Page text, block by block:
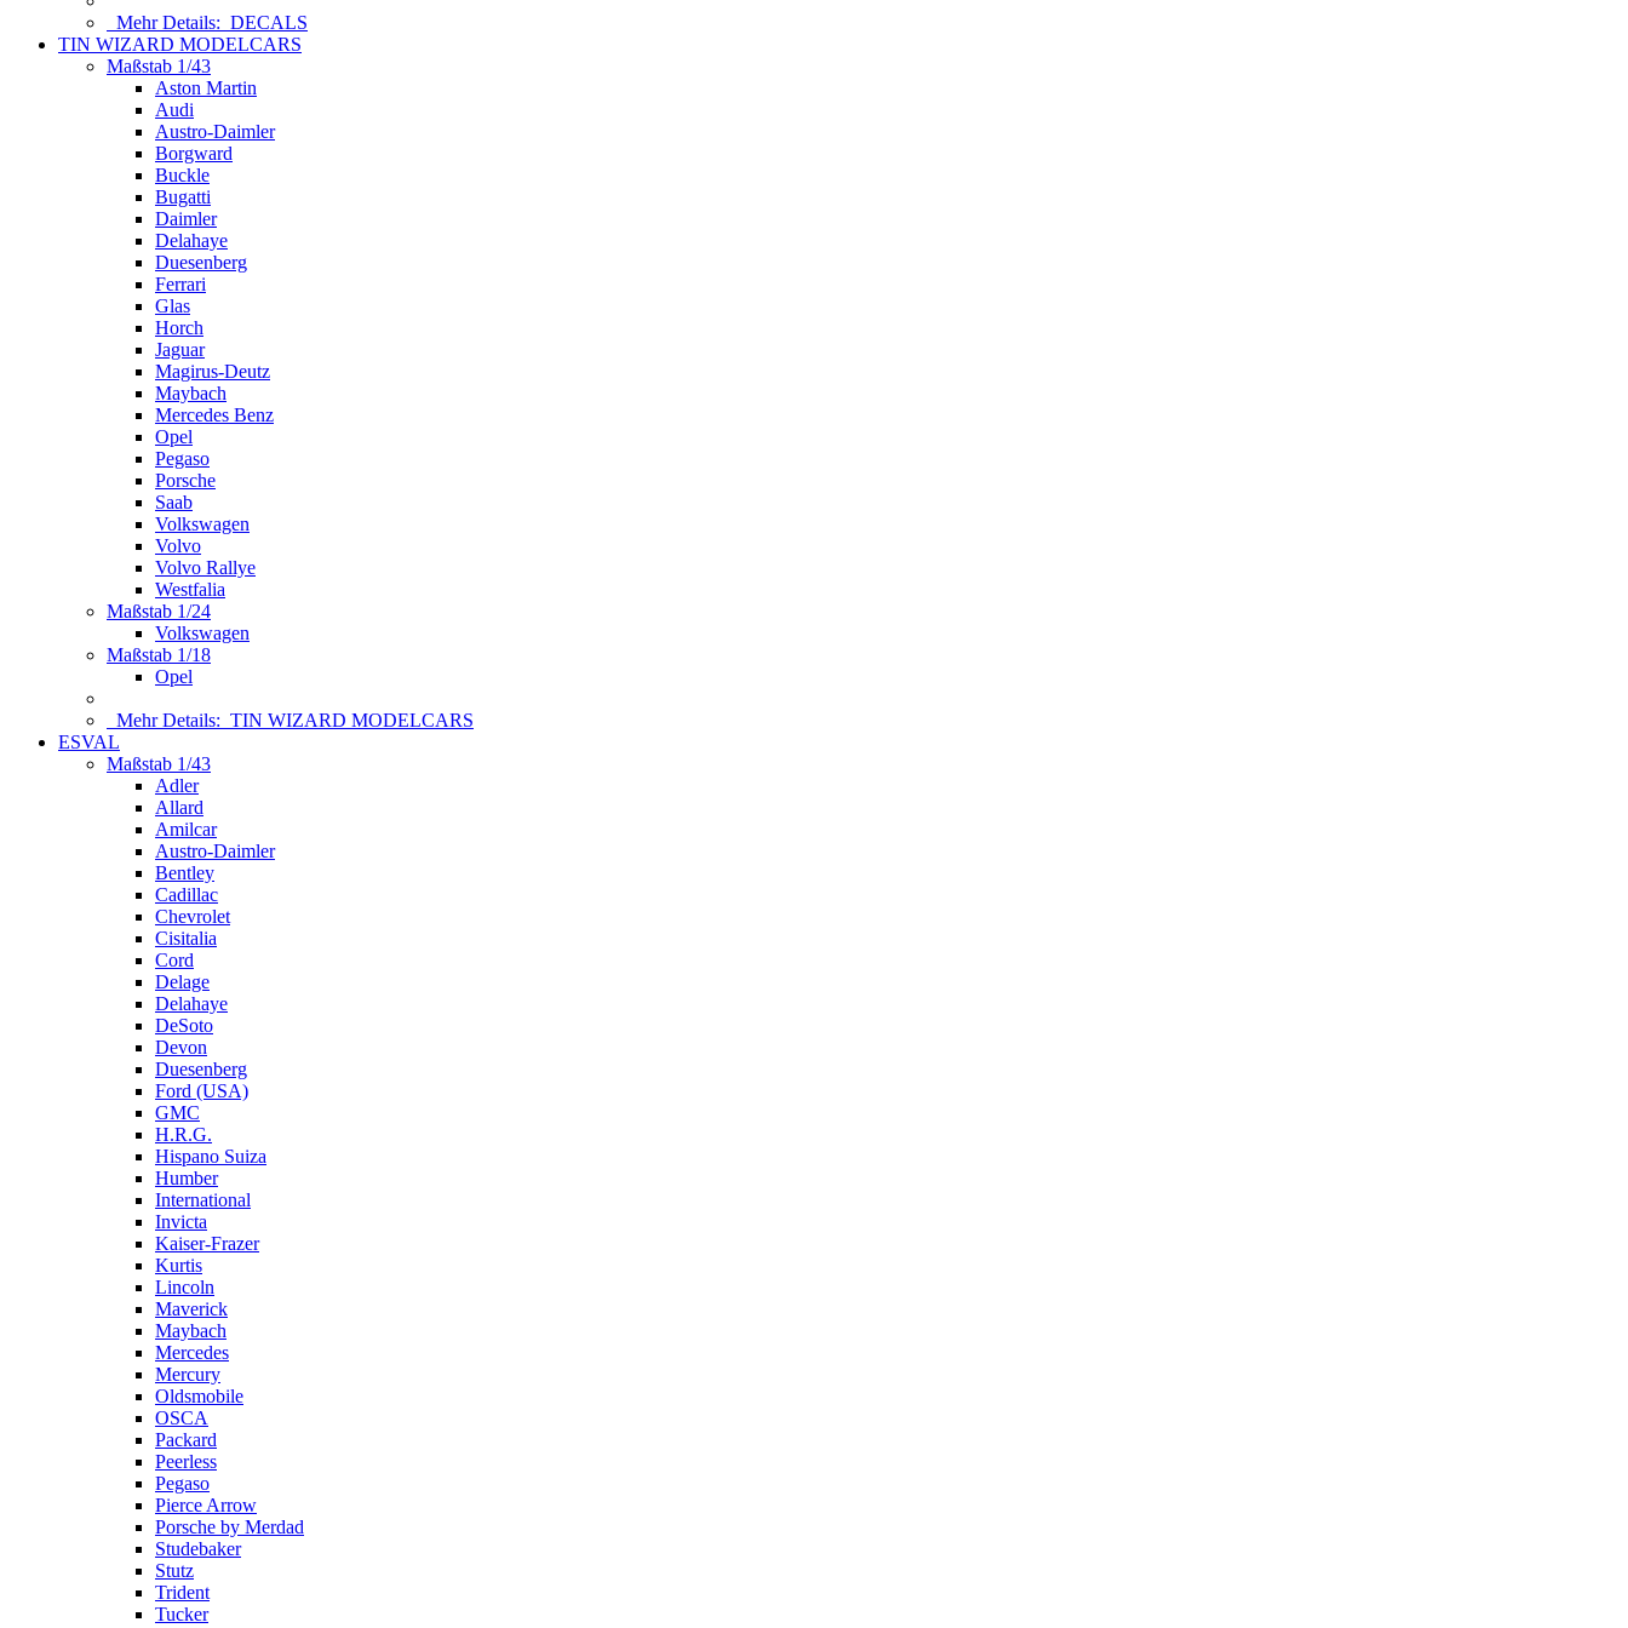
Mehr Details: DECALS
TIN WIZARD MODELCARS
Maßstab 1/43
Aston Martin
Audi
Austro-Daimler
Borgward
Buckle
Bugatti
Daimler
Delahaye
Duesenberg
Ferrari
Glas
Horch
Jaguar
Magirus-Deutz
Maybach
Mercedes Benz
Opel
Pegaso
Porsche
Saab
Volkswagen
Volvo
Volvo Rallye
Westfalia
Maßstab 1/24
Volkswagen
Maßstab 1/18
Opel
Mehr Details: TIN WIZARD MODELCARS
ESVAL
Maßstab 1/43
Adler
Allard
Amilcar
Austro-Daimler
Bentley
Cadillac
Chevrolet
Cisitalia
Cord
Delage
Delahaye
DeSoto
Devon
Duesenberg
Ford (USA)
GMC
H.R.G.
Hispano Suiza
Humber
International
Invicta
Kaiser-Frazer
Kurtis
Lincoln
Maverick
Maybach
Mercedes
Mercury
Oldsmobile
OSCA
Packard
Peerless
Pegaso
Pierce Arrow
Porsche by Merdad
Studebaker
Stutz
Trident
Tucker